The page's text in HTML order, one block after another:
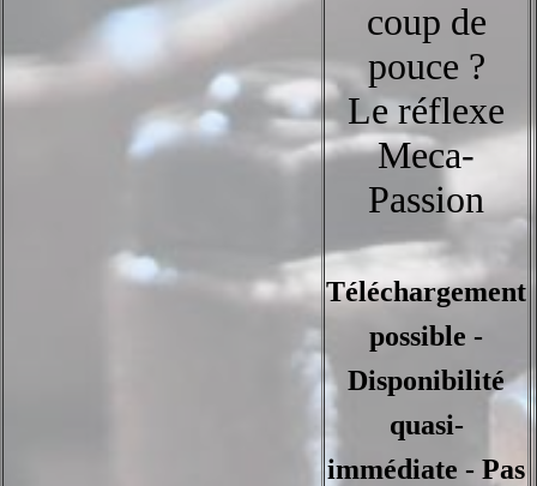
coup de
pouce ?
Le réflexe
Meca-
Passion
Téléchargement
possible -
Disponibilité
quasi-
immédiate - Pas